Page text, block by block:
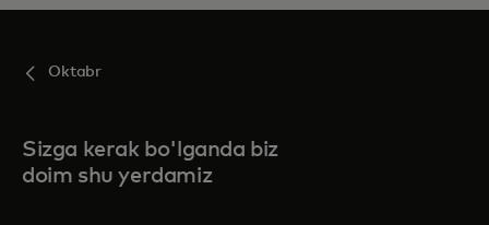
Oktabr
Sizga kerak bo'lganda biz
doim shu yerdamiz